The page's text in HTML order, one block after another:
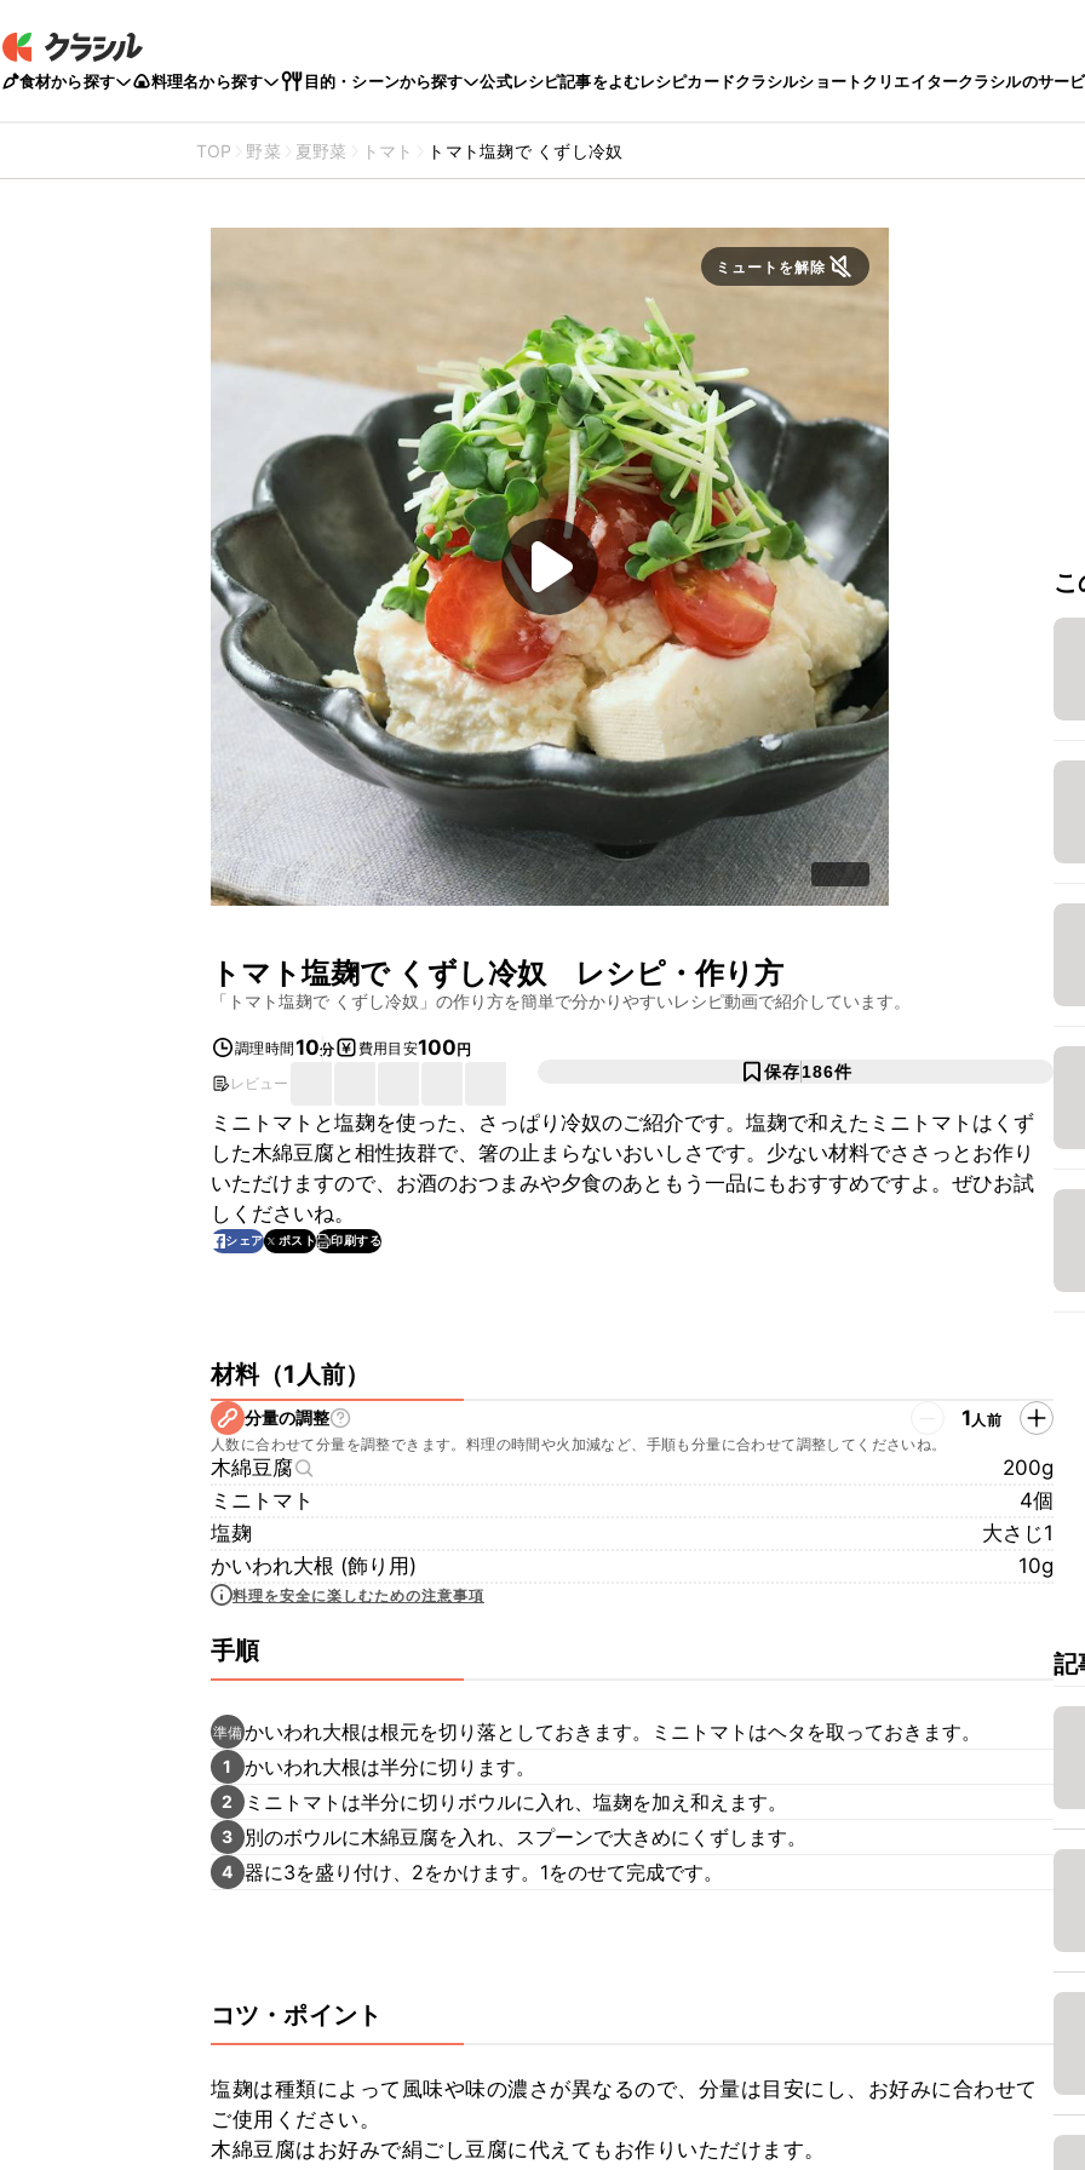
食材から探す 料理名から探す 目的・シーンから探す 公式レシピ記事をよむレシピカードクラシルショートクリエイタークラシルのサー
TOP 野菜 夏野菜 トマト トマト塩麹で くずし冷奴
ミュートを解除
トマト塩麹で くずし冷奴 レシピ・作り方
「 トマト塩麹で くずし冷奴 」の作り方を簡単で分かりやすいレシピ動画で紹介しています。
調理時間10分 費用目安100円
レビュー
保存186件
ミニトマトと塩麹を使った、さっぱり冷奴のご紹介です。塩麹で和えたミニトマトはくず
した木綿豆腐と相性抜群で、箸の止まらないおいしさです。少ない材料でささっとお作り
いただけますので、お酒のおつまみや夕食のあともう一品にもおすすめですよ。ぜひお試
しくださいね。
シェア ポスト 印刷する
材料（1人前）
分量の調整 1人前
人数に合わせて分量を調整できます。料理の時間や火加減など、手順も分量に合わせて調整してくださいね。
木綿豆腐
200g
ミニトマト
4個
塩麹
大さじ1
かいわれ大根 (飾り用)
10g
料理を安全に楽しむための注意事項
手順
準備かいわれ大根は根元を切り落としておきます。ミニトマトはヘタを取っておきます。
1 かいわれ大根は半分に切ります。
2 ミニトマトは半分に切りボウルに入れ、塩麹を加え和えます。
3 別のボウルに木綿豆腐を入れ、スプーンで大きめにくずします。
4 器に3を盛り付け、2をかけます。1をのせて完成です。
コツ・ポイント
塩麹は種類によって風味や味の濃さが異なるので、分量は目安にし、お好みに合わせて
ご使用ください。
木綿豆腐はお好みで絹ごし豆腐に代えてもお作りいただけます。
記